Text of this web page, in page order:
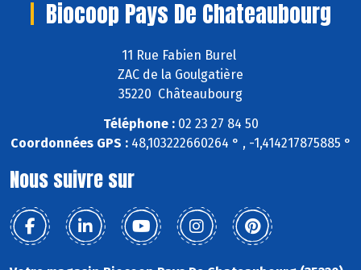
Biocoop Pays De Chateaubourg
11 Rue Fabien Burel
ZAC de la Goulgatière
35220 Châteaubourg
Téléphone :02 23 27 84 50
Coordonnées GPS :48,103222660264 ° , -1,414217875885 °
Nous suivre sur